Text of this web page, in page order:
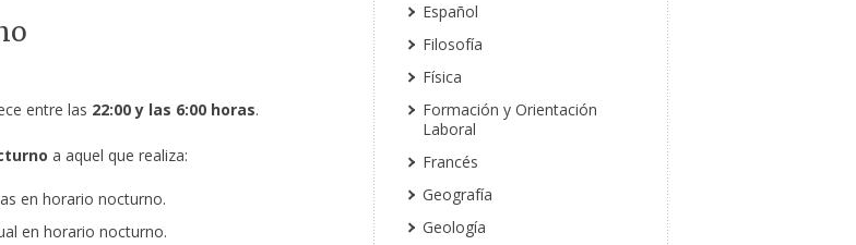
entre las 22:00 y las 6:00 horas.
a aquel que realiza:
en horario nocturno.
en horario nocturno.
Español
Filosofía
Física
Formación y Orientación
Laboral
Francés
Geografía
Geología